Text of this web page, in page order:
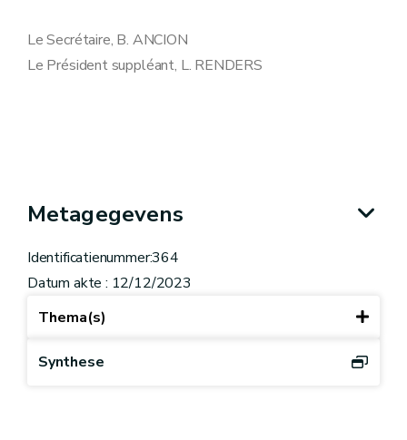
Le Secrétaire, B. ANCION
Le Président suppléant, L. RENDERS
Metagegevens
Identificatienummer:364
Datum akte : 12/12/2023
Thema(s)
Synthese